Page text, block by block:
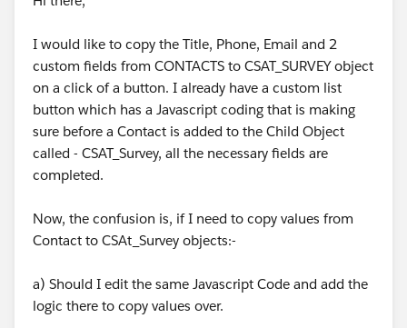
I would like to copy the Title, Phone, Email and 2
custom fields from CONTACTS to CSAT_SURVEY object
on a click of a button. I already have a custom list
button which has a Javascript coding that is making
sure before a Contact is added to the Child Object
called - CSAT_Survey, all the necessary fields are
completed.
Now, the confusion is, if I need to copy values from
Contact to CSAt_Survey objects:-
a) Should I edit the same Javascript Code and add the
logic there to copy values over.